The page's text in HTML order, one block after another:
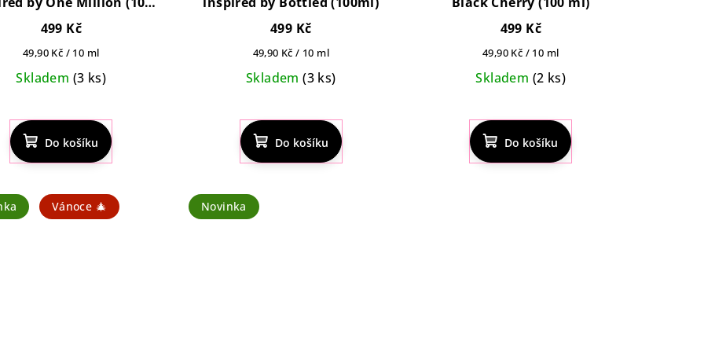
ml)
499 Kč
Měrná
cena:
49,90 Kč / 10 ml
Skladem (3 ks)
Do košíku
499 Kč
Měrná
cena:
49,90 Kč / 10 ml
Skladem(3 ks)
Do košíku
499 Kč
Měrná
cena:
49,90 Kč / 10 ml
Skladem (2 ks)
Do košíku
Vánoce 🎄 Novinka